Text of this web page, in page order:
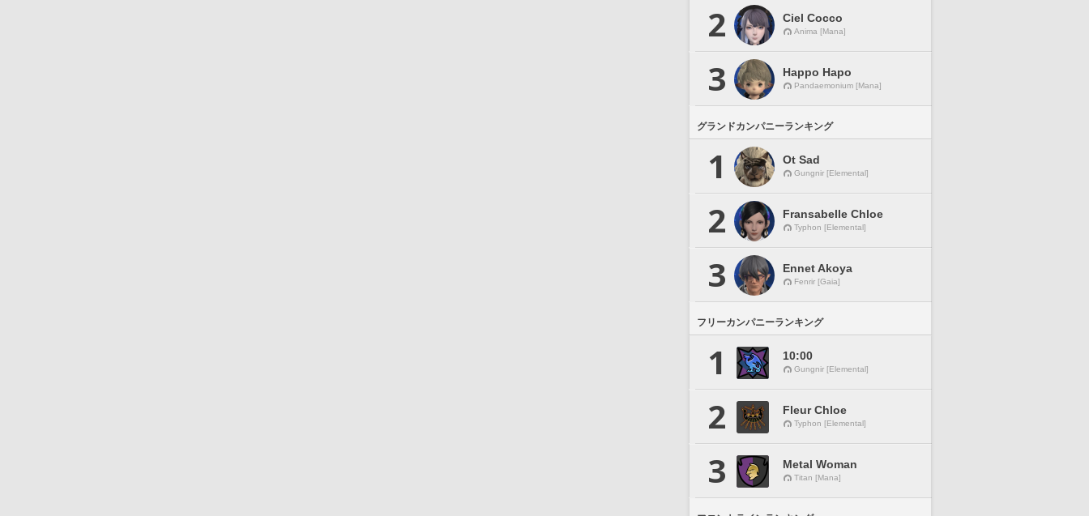
2 Ciel Cocco
Anima [Mana]
3 Happo Hapo
Pandaemonium [Mana]
グランドカンパニーランキング
1 Ot Sad
Gungnir [Elemental]
2 Fransabelle Chloe
Typhon [Elemental]
3 Ennet Akoya
Fenrir [Gaia]
フリーカンパニーランキング
1 10:00
Gungnir [Elemental]
2 Fleur Chloe
Typhon [Elemental]
3 Metal Woman
Titan [Mana]